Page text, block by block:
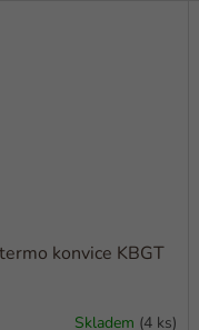
konvice KBGT
Skladem (4 ks)